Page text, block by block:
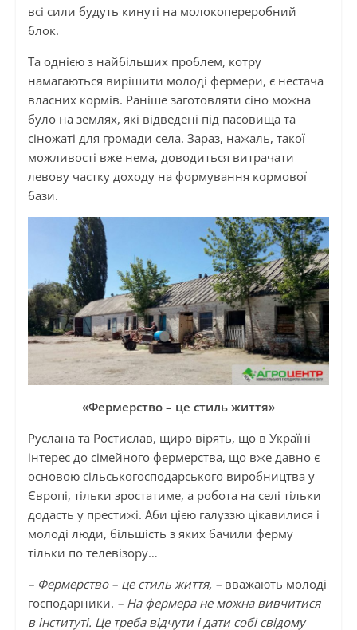
всі сили будуть кинуті на молокопереробний
блок.
Та однією з найбільших проблем, котру
намагаються вирішити молоді фермери, є нестача
власних кормів. Раніше заготовляти сіно можна
було на землях, які відведені під пасовища та
сіножаті для громади села. Зараз, нажаль, такої
можливості вже нема, доводиться витрачати
левову частку доходу на формування кормової
бази.
«Фермерство – це стиль життя»
Руслана та Ростислав, щиро вірять, що в Україні
інтерес до сімейного фермерства, що вже давно є
основою сільськогосподарського виробництва у
Європі, тільки зростатиме, а робота на селі тільки
додасть у престижі. Аби цією галуззю цікавилися і
молоді люди, більшість з яких бачили ферму
тільки по телевізору…
– Фермерство – це стиль життя, –вважають молоді
господарники. – На фермера не можна вивчитися
в інституті. Це треба відчути і дати собі свідому